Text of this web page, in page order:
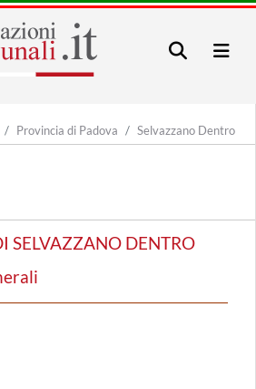
Provincia di Padova Selvazzano Dentro
SELVAZZANO DENTRO